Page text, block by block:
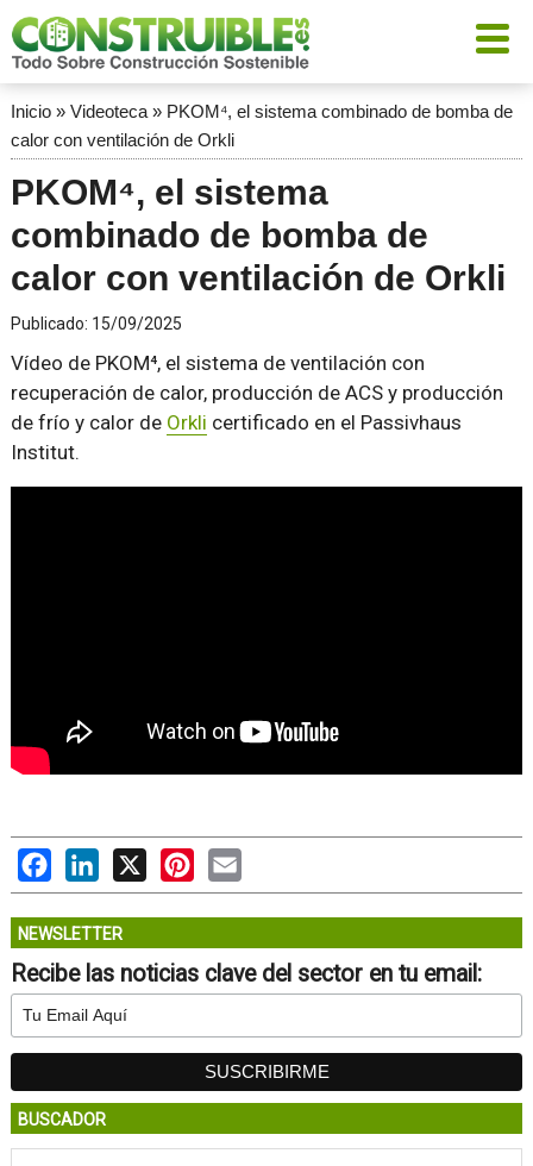
Inicio» Videoteca» PKOM⁴, el sistema combinado de bomba de
calor con ventilación de Orkli
PKOM⁴, el sistema
combinado de bomba de
calor con ventilación de Orkli
Publicado: 15/09/2025
Vídeo de PKOM⁴, el sistema de ventilación con
recuperación de calor, producción de ACS y producción
de frío y calor de Orkli certificado en el Passivhaus
Institut.
FacebookLinkedIn
X PinterestEmail
NEWSLETTER
Recibe las noticias clave del sector en tu email:
BUSCADOR